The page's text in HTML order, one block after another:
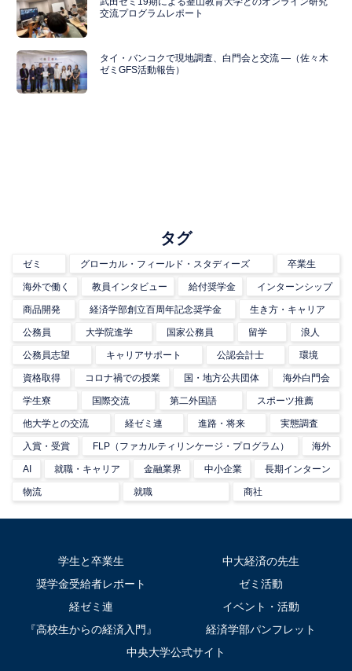
交流プログラムレポート
タイ・バンコクで現地調査、白門会と交流 ―（佐々木
ゼミGFS活動報告）
タグ
ゼミ グローカル・フィールド・スタディーズ 卒業生
海外で働く 教員インタビュー 給付奨学金 インターンシップ
商品開発 経済学部創立百周年記念奨学金 生き方・キャリア
公務員 大学院進学 国家公務員 留学 浪人
公務員志望 キャリアサポート 公認会計士 環境
資格取得 コロナ禍での授業 国・地方公共団体 海外白門会
学生寮 国際交流 第二外国語 スポーツ推薦
他大学との交流 経ゼミ連 進路・将来 実態調査
入賞・受賞 FLP（ファカルティリンケージ・プログラム） 海外
AI 就職・キャリア 金融業界 中小企業 長期インターン
物流 就職 商社
学生と卒業生
中大経済の先生
奨学金受給者レポート
ゼミ活動
経ゼミ連
イベント・活動
『高校生からの経済入門』
経済学部パンフレット
中央大学公式サイト